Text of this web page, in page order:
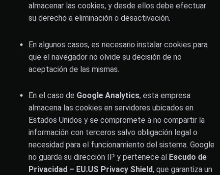
almacenar las cookies, y desde ellos debe efectuar
su derecho a eliminación o desactivación.
En algunos casos, es necesario instalar cookies para
que el navegador no olvide su decisión de no
aceptación de las mismas.
En el caso de Google Analytics, esta empresa
almacena las cookies en servidores ubicados en
Estados Unidos y se compromete a no compartir la
información con terceros salvo obligación legal o
necesidad para el funcionamiento del sistema. Google
no guarda su dirección IP y pertenece al Escudo de
Privacidad – EU.US Privacy Shield, que garantiza un